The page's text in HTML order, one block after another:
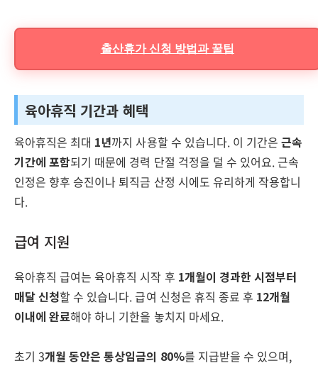
출산휴가 신청 방법과 꿀팁
육아휴직 기간과 혜택
육아휴직은 최대 1년까지 사용할 수 있습니다. 이 기간은 근속
기간에 포함되기 때문에 경력 단절 걱정을 덜 수 있어요. 근속
인정은 향후 승진이나 퇴직금 산정 시에도 유리하게 작용합니
다.
급여 지원
육아휴직 급여는 육아휴직 시작 후 1개월이 경과한 시점부터
매달 신청할 수 있습니다. 급여 신청은 휴직 종료 후 12개월
이내에 완료해야 하니 기한을 놓치지 마세요.
초기 3개월 동안은 통상임금의 80%를 지급받을 수 있으며,